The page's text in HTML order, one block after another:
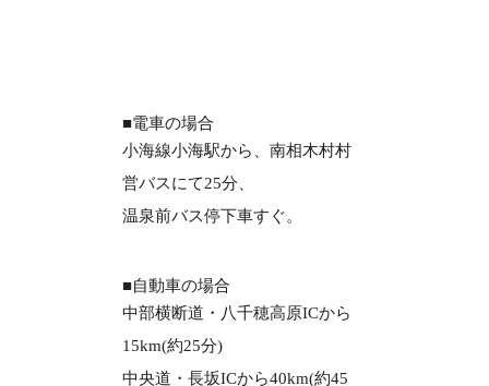
■電車の場合
小海線小海駅から、南相木村村
営バスにて25分、
温泉前バス停下車すぐ。
■自動車の場合
中部横断道・八千穂高原ICから
15km(約25分)
中央道・長坂ICから40km(約45